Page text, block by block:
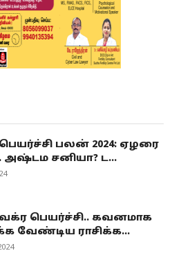
பலன் 2024: ஏழரை
அஷ்டம சனியா? ட...
பெயர்ச்சி.. கவனமாக
வேண்டிய ராசிக்க...